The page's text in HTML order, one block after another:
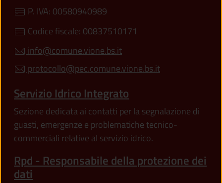
P. IVA: 00580940989
Codice fiscale: 00837510171
info@comune.vione.bs.it
protocollo@pec.comune.vione.bs.it
Servizio Idrico Integrato
Sezione dedicata ai contatti per la segnalazione di
guasti, emergenze e problematiche tecnico-
commerciali relative al servizio idrico.
Rpd - Responsabile della protezione dei
dati